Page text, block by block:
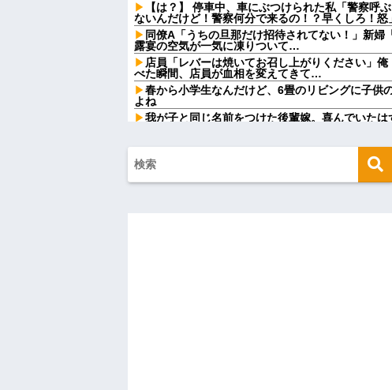
【は？】 停車中、車にぶつけられた私「警察呼
ないんだけど！警察何分で来るの！？早くしろ！
同僚A「うちの旦那だけ招待されてない！」新
露宴の空気が一気に凍りついて…
店員「レバーは焼いてお召し上がりください」
べた瞬間、店員が血相を変えてきて…
春から小学生なんだけど、6畳のリビングに子供
よね
我が子と同じ名前をつけた後輩嫁。喜んでいた
お腹の中にいる子供が男だと判明したら嫁がキレ
が欲しかったらしく...
【悲報】 ワイ「ラーメン一袋だけじゃ足らんわ
ｗｗ
【爆笑動画】ママさん「新しい洗濯機買って1発
【画像】令和最新版の宇垣美里さん←こう言う
移民ベトナム女達の宅飲み、レベチｗｗｗｗｗ
【驚愕】SNSで異性とやりとり《不倫》になる
【画像】ディズニーのおいなり巻（600円）、流
俺「ゲーム機どこ？」親「ちょっと借りたよ」
ハードオフに売っていた4万4000円のフィギュ